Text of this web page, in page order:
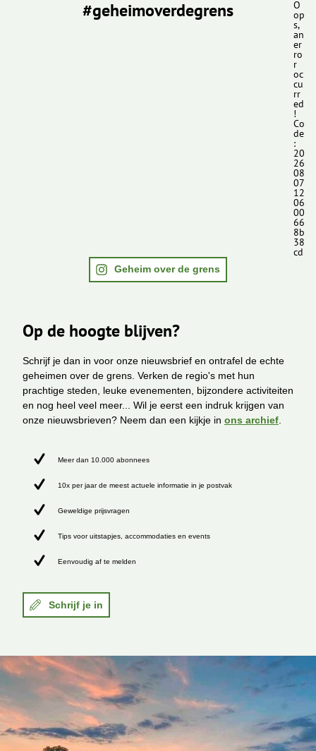
#geheimoverdegrens O
op
s,
an
er
ro
r
oc
cu
rr
ed
!
Co
de
:
20
26
08
07
12
06
00
66
8b
38
cd
Geheim over de grens
Op de hoogte blijven?
Schrijf je dan in voor onze nieuwsbrief en ontrafel de echte
geheimen over de grens. Verken de regio's met hun
prachtige steden, leuke evenementen, bijzondere activiteiten
en nog heel veel meer... Wil je eerst een indruk krijgen van
onze nieuwsbrieven? Neem dan een kijkje in ons archief
Meer dan 10.000 abonnees
10x per jaar de meest actuele informatie in je postvak
Geweldige prijsvragen
Tips voor uitstapjes, accommodaties en events
Eenvoudig af te melden
Schrijf je in